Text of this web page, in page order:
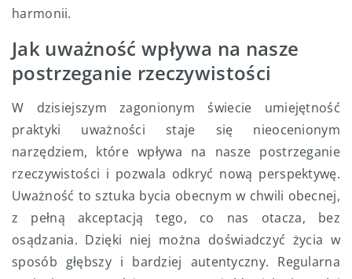
harmonii.
Jak uważność wpływa na nasze
postrzeganie rzeczywistości
W dzisiejszym zagonionym świecie umiejętność
praktyki uważności staje się nieocenionym
narzędziem, które wpływa na nasze postrzeganie
rzeczywistości i pozwala odkryć nową perspektywę.
Uważność to sztuka bycia obecnym w chwili obecnej,
z pełną akceptacją tego, co nas otacza, bez
osądzania. Dzięki niej można doświadczyć życia w
sposób głębszy i bardziej autentyczny. Regularna